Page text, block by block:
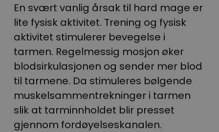
En svært vanlig årsak til hard mage er
lite fysisk aktivitet. Trening og fysisk
aktivitet stimulerer bevegelse i
tarmen. Regelmessig mosjon øker
blodsirkulasjonen og sender mer blod
til tarmene. Da stimuleres bølgende
muskelsammentrekninger i tarmen
slik at tarminnholdet blir presset
gjennom fordøyelseskanalen.